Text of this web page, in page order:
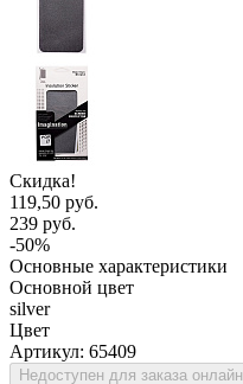
Скидка!
119,50 руб.
239 руб.
-50%
Основные характеристики
Основной цвет
silver
Цвет
Артикул: 65409
Недоступен для заказа онлайн